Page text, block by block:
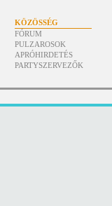
KÖZÖSSÉG
FÓRUM
PULZAROSOK
APRÓHIRDETÉS
PARTYSZERVEZŐK